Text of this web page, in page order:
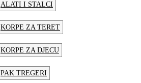
ALATI I STALCI
KORPE ZA TERET
KORPE ZA DJECU
PAK TREGERI